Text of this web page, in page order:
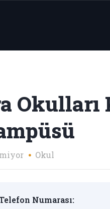
Okulları
Okul
Numarası: